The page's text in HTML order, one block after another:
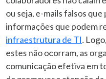
ou seja, e-mails falsos
informações que podem
infraestrutura de TI.
estes não ocorram, as
comunicação efetiva em